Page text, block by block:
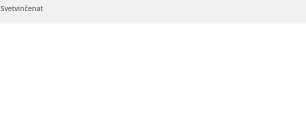
Svetvinčenat